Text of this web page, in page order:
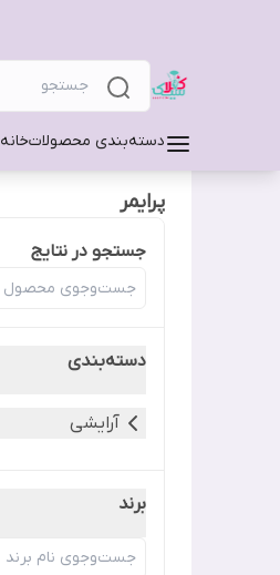
دسته‌بندی محصولاتخانه
پرایمر
جستجو در نتایج
دسته‌بندی
آرایشی
برند